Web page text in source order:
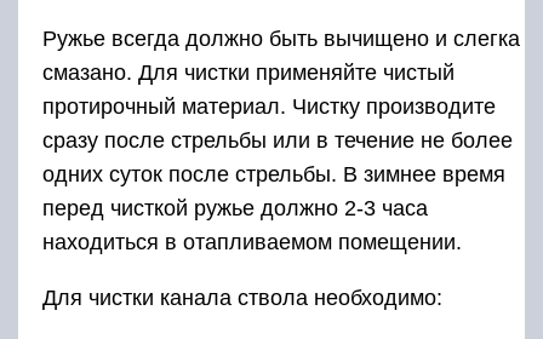
Ружье всегда должно быть вычищено и слегка
смазано. Для чистки применяйте чистый
протирочный материал. Чистку производите
сразу после стрельбы или в течение не более
одних суток после стрельбы. В зимнее время
перед чисткой ружье должно 2-3 часа
находиться в отапливаемом помещении.
Для чистки канала ствола необходимо: